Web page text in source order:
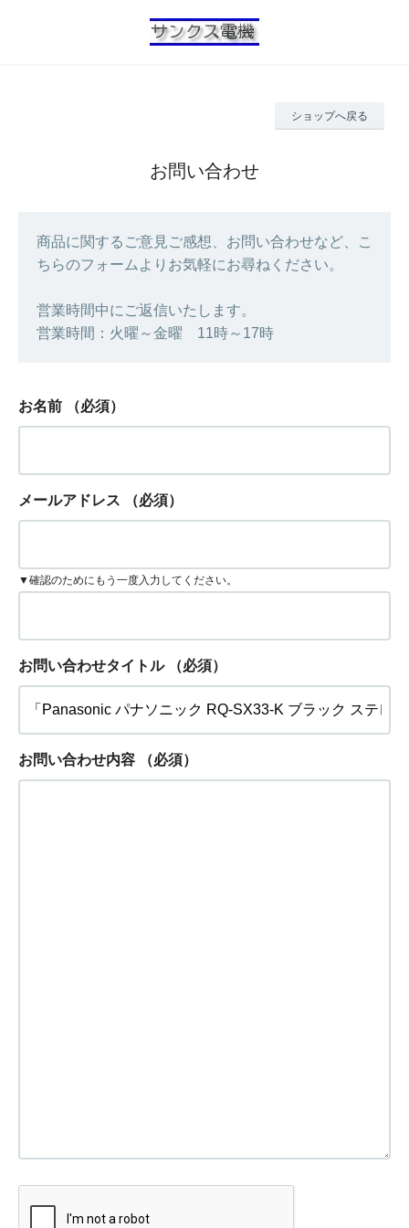
ショップへ戻る
お問い合わせ
商品に関するご意見ご感想、お問い合わせなど、こ
ちらのフォームよりお気軽にお尋ねください。
営業時間中にご返信いたします。
営業時間：火曜～金曜 11時～17時
お名前 （必須）
メールアドレス （必須）
▼確認のためにもう一度入力してください。
お問い合わせタイトル （必須）
お問い合わせ内容 （必須）